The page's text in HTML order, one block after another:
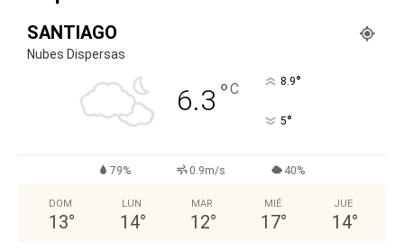
SANTIAGO
Nubes Dispersas
6.3 °C 8.9°
5°
79% 0.9m/s 40%
DOM
13°
LUN
14°
MAR
12°
MIÉ
17°
JUE
14°